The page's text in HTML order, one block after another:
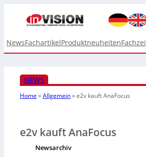
NewsFachartikelProduktneuheiten
NEWS
Home»Allgemein»e2v kauft AnaFocus
e2v kauft AnaFocus
Newsarchiv